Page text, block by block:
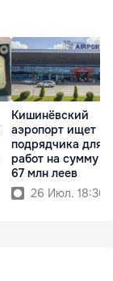
Кишинёвский
аэропорт ищет
подрядчика для
работ на сумму
67 млн леев
26 Июл. 18:30